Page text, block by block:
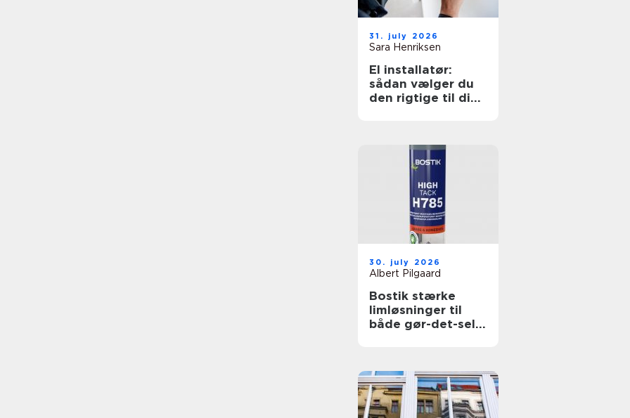
31. july 2026
Sara Henriksen
El installatør:
sådan vælger du
den rigtige til dine
30. july 2026
Albert Pilgaard
Bostik stærke
limløsninger til
både gør-det-selv